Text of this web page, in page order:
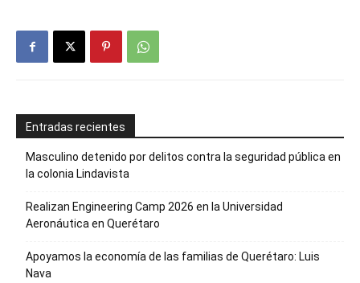
Entradas recientes
Masculino detenido por delitos contra la seguridad pública en
la colonia Lindavista
Realizan Engineering Camp 2026 en la Universidad
Aeronáutica en Querétaro
Apoyamos la economía de las familias de Querétaro: Luis
Nava